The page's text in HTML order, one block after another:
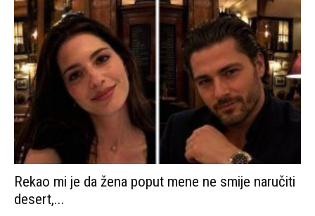
Rekao mi je da žena poput mene ne smije naručiti
desert,...